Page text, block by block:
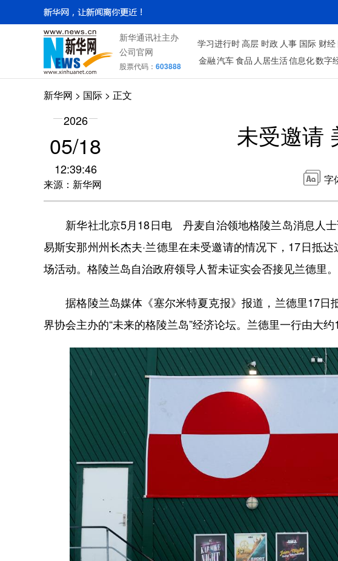
新华通讯社主办
公司官网
股票代码： 603888
学习进行时 高层 时政 人事 国际 财经
金融 汽车 食品 人居生活信息化数字
新华网 > 国际 > 正文
2026
05/18
12:39:46
来源：新华网
未受邀请
字
新华社北京5月18日电 丹麦自治领地格陵兰岛消息人士
易斯安那州州长杰夫·兰德里在未受邀请的情况下，17日抵
场活动。格陵兰岛自治政府领导人暂未证实会否接见兰德里。
据格陵兰岛媒体《塞尔米特夏克报》报道，兰德里17日
界协会主办的“未来的格陵兰岛”经济论坛。兰德里一行由大约